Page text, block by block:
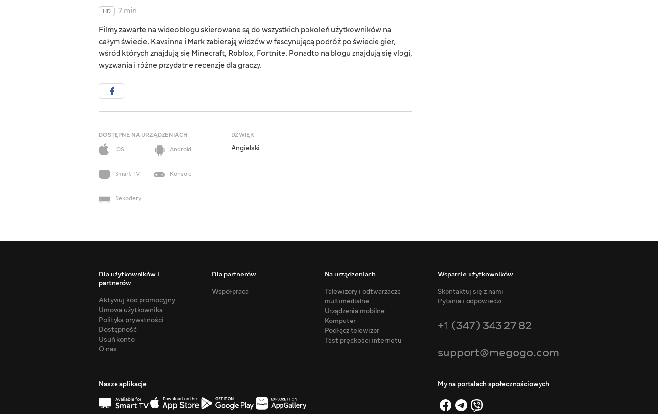
HD
7 min
Filmy zawarte na wideoblogu skierowane są do wszystkich pokoleń użytkowników na
całym świecie. Kavainna i Mark zabierają widzów w fascynującą podróż po świecie gier,
wśród których znajdują się Minecraft, Roblox, Fortnite. Ponadto na blogu znajdują się vlogi,
wyzwania i różne przydatne recenzje dla graczy.
DOSTĘPNE NA URZĄDZENIACH
iOS
Android
Smart TV Konsole
Dekodery
DŹWIĘK
Angielski
Dla użytkowników i
partnerów
Aktywuj kod promocyjny
Umowa użytkownika
Polityka prywatności
Dostępność
Usuń konto
O nas
Dla partnerów
Współpraca
Na urządzeniach
Telewizory i odtwarzacze
multimedialne
Urządzenia mobilne
Komputer
Podłącz telewizor
Test prędkości internetu
Wsparcie użytkowników
Skontaktuj się z nami
Pytania i odpowiedzi
+1 (347) 343 27 82
support@megogo.com
Nasze aplikacje My na portalach społecznościowych